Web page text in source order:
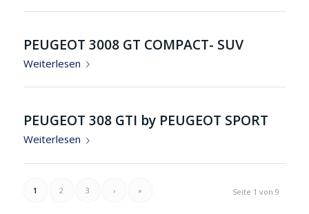
PEUGEOT 3008 GT COMPACT- SUV
Weiterlesen
PEUGEOT 308 GTI by PEUGEOT SPORT
Weiterlesen
Seite 1 von 9
1 2 3 › »